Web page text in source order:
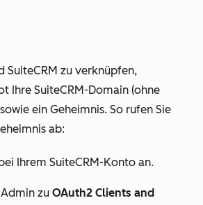
SuiteCRM zu verknüpfen,
Ihre SuiteCRM-Domain (ohne
ein Geheimnis. So rufen Sie
ab:
Ihrem SuiteCRM-Konto an.
Admin zu OAuth2 Clients and